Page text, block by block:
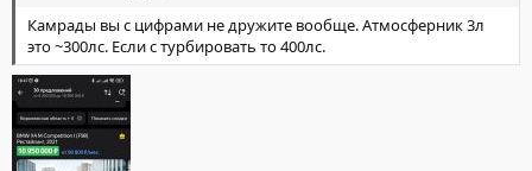
Камрады вы с цифрами не дружите вообще. Атмосферник 3л
это ~300лс. Если с турбировать то 400лс.